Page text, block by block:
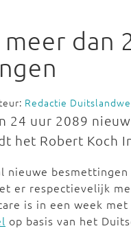
dan
Redactie
24 uur 2089
het Robert Koch
nieuwe
er respectievelijk
is in een week
op basis van het